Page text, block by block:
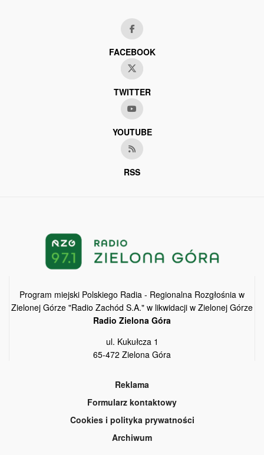
FACEBOOK
TWITTER
YOUTUBE
RSS
Program miejski Polskiego Radia - Regionalna Rozgłośnia w
Zielonej Górze "Radio Zachód S.A." w likwidacji w Zielonej Górze
Radio Zielona Góra
ul. Kukułcza 1
65-472 Zielona Góra
Reklama
Formularz kontaktowy
Cookies i polityka prywatności
Archiwum